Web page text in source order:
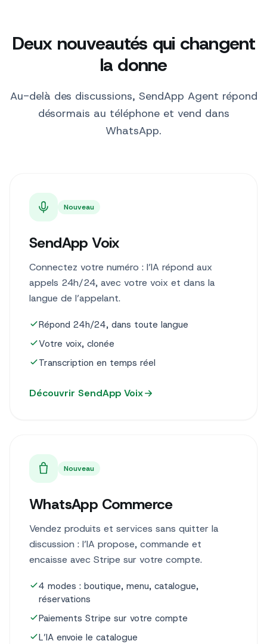
Deux nouveautés qui changent
la donne
Au-delà des discussions, SendApp Agent répond
désormais au téléphone et vend dans
WhatsApp.
Nouveau
SendApp Voix
Connectez votre numéro : l’IA répond aux
appels 24h/24, avec votre voix et dans la
langue de l’appelant.
Répond 24h/24, dans toute langue
Votre voix, clonée
Transcription en temps réel
Découvrir SendApp Voix
Nouveau
WhatsApp Commerce
Vendez produits et services sans quitter la
discussion : l’IA propose, commande et
encaisse avec Stripe sur votre compte.
4 modes : boutique, menu, catalogue,
réservations
Paiements Stripe sur votre compte
L’IA envoie le catalogue